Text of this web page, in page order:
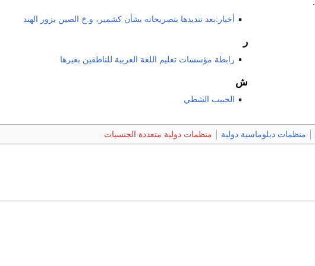
أخبار:بعد تنديدها بتصريحاته بشأن كشمير، و.خ الصين يزور الهند
ر
رابطة مؤسسات تعليم اللغة العربية للناطقين بغيرها
ش
الحبيب الشطي
منظمات دبلوماسية دولية منظمات دولية متعددة الجنسيات